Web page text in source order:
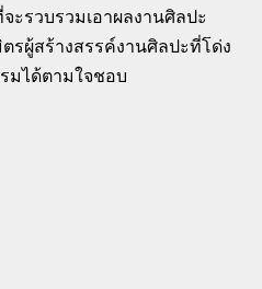
ะรวบรวมเอาผลงานศิลปะ
ผู้สร้างสรรค์งานศิลปะที่โด่ง
มได้ตามใจชอบ